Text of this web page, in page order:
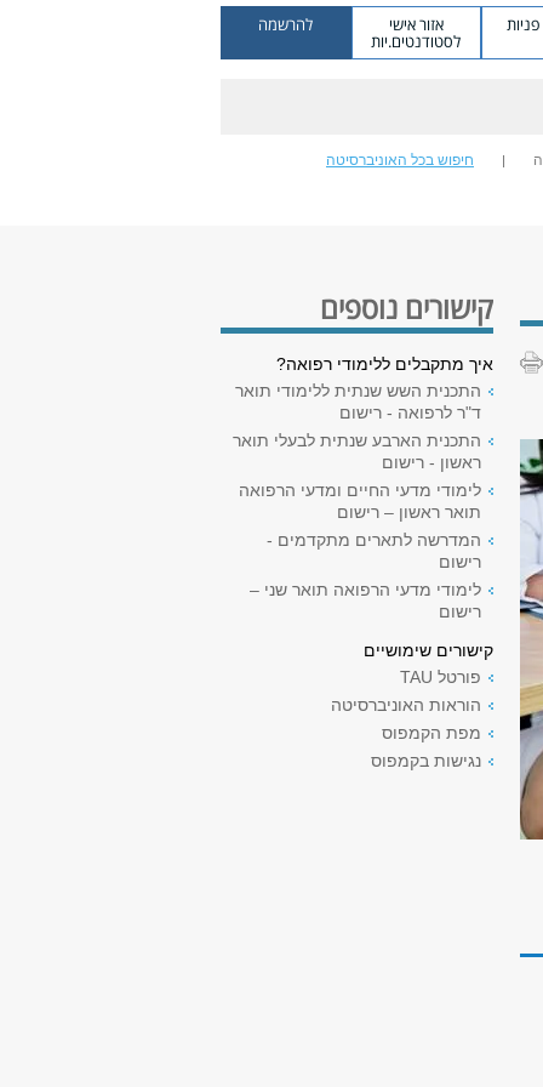
אזור אישי
לסטודנטים.יות
להרשמה
חיפוש בכל האוניברסיטה
קישורים נוספים
איך מתקבלים ללימודי רפואה?
התכנית השש שנתית ללימודי תואר
ד"ר לרפואה - רישום
התכנית הארבע שנתית לבעלי תואר
ראשון - רישום
לימודי מדעי החיים ומדעי הרפואה
תואר ראשון – רישום
המדרשה לתארים מתקדמים -
רישום
לימודי מדעי הרפואה תואר שני –
רישום
קישורים שימושיים
פורטל TAU
הוראות האוניברסיטה
מפת הקמפוס
נגישות בקמפוס